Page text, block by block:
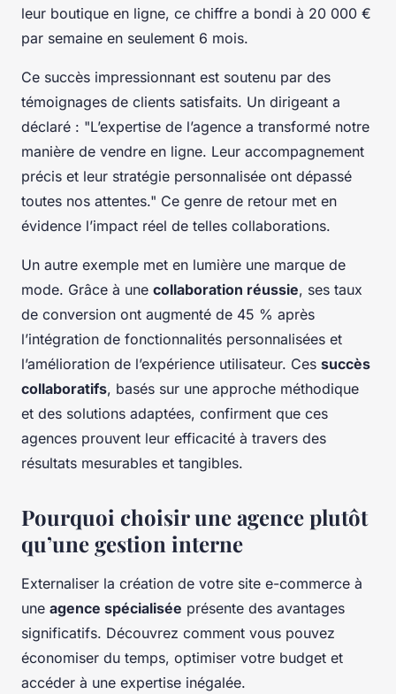
leur boutique en ligne, ce chiffre a bondi à 20 000 €
par semaine en seulement 6 mois.
Ce succès impressionnant est soutenu par des
témoignages de clients satisfaits. Un dirigeant a
déclaré : "L’expertise de l’agence a transformé notre
manière de vendre en ligne. Leur accompagnement
précis et leur stratégie personnalisée ont dépassé
toutes nos attentes." Ce genre de retour met en
évidence l’impact réel de telles collaborations.
Un autre exemple met en lumière une marque de
mode. Grâce à une collaboration réussie, ses taux
de conversion ont augmenté de 45 % après
l’intégration de fonctionnalités personnalisées et
l’amélioration de l’expérience utilisateur. Ces succès
collaboratifs, basés sur une approche méthodique
et des solutions adaptées, confirment que ces
agences prouvent leur efficacité à travers des
résultats mesurables et tangibles.
Pourquoi choisir une agence plutôt
qu’une gestion interne
Externaliser la création de votre site e-commerce à
une agence spécialisée présente des avantages
significatifs. Découvrez comment vous pouvez
économiser du temps, optimiser votre budget et
accéder à une expertise inégalée.